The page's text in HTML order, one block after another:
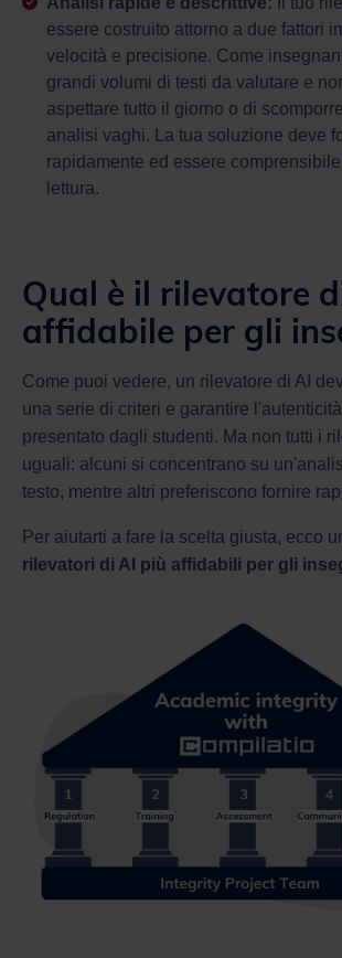
essere costruito attorno a due fattori
velocità e precisione. Come
grandi volumi di testi da valutare e
aspettare tutto il giorno o di
analisi vaghi. La tua soluzione deve
rapidamente ed essere
lettura.
Qual è il rilevatore
affidabile per gli
Come puoi vedere, un rilevatore di AI
una serie di criteri e garantire
presentato dagli studenti. Ma non tutti i
uguali: alcuni si concentrano su
testo, mentre altri preferiscono fornire
Per aiutarti a fare la scelta giusta, ecco
rilevatori di AI più affidabili per gli